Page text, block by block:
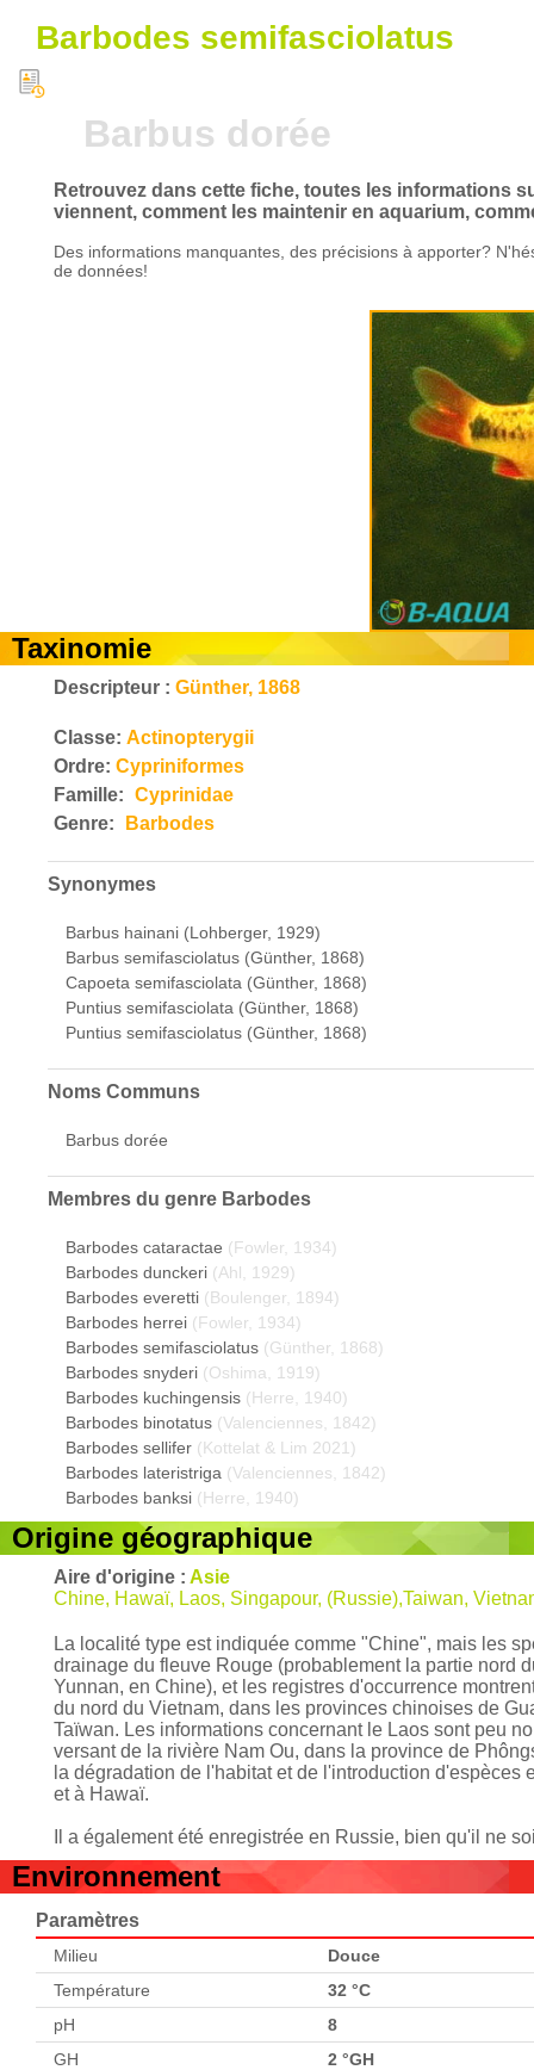
Barbodes semifasciolatus
Barbus dorée
Retrouvez dans cette fiche, toutes les informations
viennent, comment les maintenir en aquarium,
Des informations manquantes, des précisions à apporter?
de données!
Taxinomie
Descripteur : Günther, 1868
Classe: Actinopterygii
Ordre: Cypriniformes
Famille: Cyprinidae
Genre:
Barbodes
Synonymes
Barbus hainani (Lohberger, 1929)
Barbus semifasciolatus (Günther, 1868)
Capoeta semifasciolata (Günther, 1868)
Puntius semifasciolata (Günther, 1868)
Puntius semifasciolatus (Günther, 1868)
Noms Communs
Barbus dorée
Membres du genre Barbodes
Barbodes cataractae (Fowler, 1934)
Barbodes dunckeri (Ahl, 1929)
Barbodes everetti (Boulenger, 1894)
Barbodes herrei (Fowler, 1934)
Barbodes semifasciolatus (Günther, 1868)
Barbodes snyderi (Oshima, 1919)
Barbodes kuchingensis (Herre, 1940)
Barbodes binotatus (Valenciennes, 1842)
Barbodes sellifer (Kottelat & Lim 2021)
Barbodes lateristriga (Valenciennes, 1842)
Barbodes banksi (Herre, 1940)
Origine géographique
Aire d'origine : Asie
Chine, Hawaï, Laos, Singapour, (Russie),Taiwan,
La localité type est indiquée comme "Chine", mais les
drainage du fleuve Rouge (probablement la partie nord
Yunnan, en Chine), et les registres d'occurrence
du nord du Vietnam, dans les provinces chinoises de
Taïwan. Les informations concernant le Laos sont peu
versant de la rivière Nam Ou, dans la province de
la dégradation de l'habitat et de l'introduction
et à Hawaï.
Il a également été enregistrée en Russie, bien qu'il ne
Environnement
Paramètres
Milieu
Douce
Température
32 °C
pH
8
GH
2 °GH